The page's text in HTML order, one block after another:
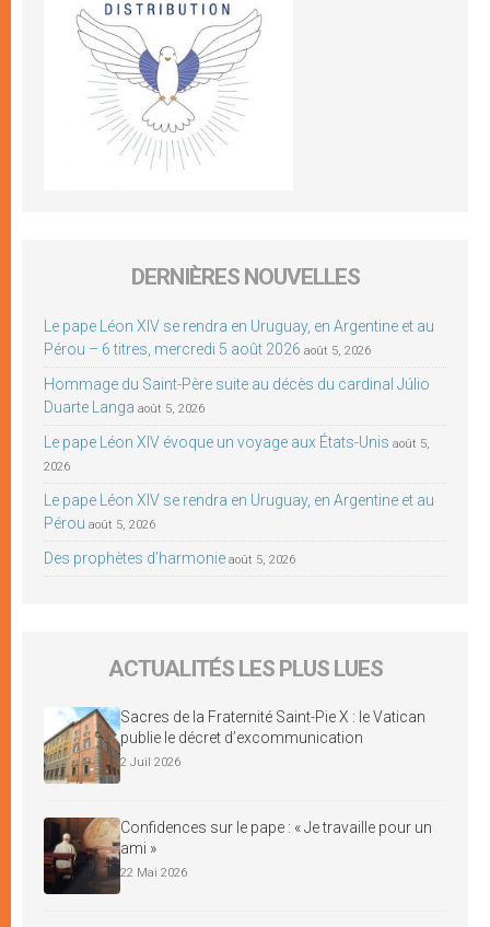
DERNIÈRES NOUVELLES
Le pape Léon XIV se rendra en Uruguay, en Argentine et au
Pérou – 6 titres, mercredi 5 août 2026 août 5, 2026
Hommage du Saint-Père suite au décès du cardinal Júlio
Duarte Langa août 5, 2026
Le pape Léon XIV évoque un voyage aux États-Unis août 5,
2026
Le pape Léon XIV se rendra en Uruguay, en Argentine et au
Pérou août 5, 2026
Des prophètes d’harmonie août 5, 2026
ACTUALITÉS LES PLUS LUES
Sacres de la Fraternité Saint-Pie X : le Vatican
publie le décret d’excommunication
2 Juil 2026
Confidences sur le pape : « Je travaille pour un
ami »
22 Mai 2026